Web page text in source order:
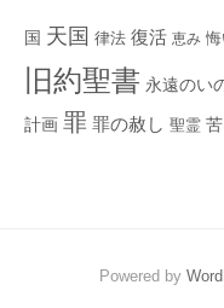
国 天国 律法 復活 恵み 悔
旧約聖書 永遠のい
計画 罪 罪の赦し 聖霊
Powered by